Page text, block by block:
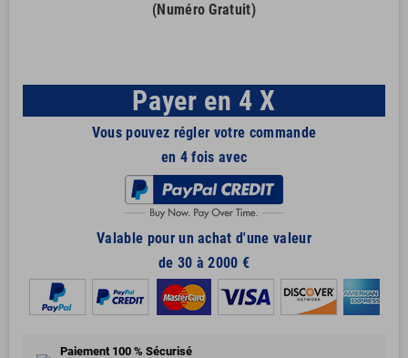
(Numéro Gratuit)
Payer en 4 X
Vous pouvez régler votre commande
en 4 fois avec
Valable pour un achat d'une valeur
de 30 à 2000 €
Paiement 100 % Sécurisé